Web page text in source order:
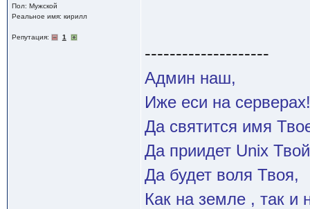
Пол: Мужской
Реальное имя: кирилл
Репутация: 1
--------------------
Админ наш,
Иже еси на серверах!
Да святится имя
Да приидет Unix
Да будет воля Твоя,
Как на земле , так и